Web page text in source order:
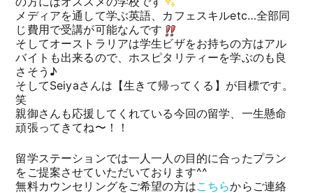
メディアを通して学ぶ英語、カフェスキルetc…全部同
じ費用で受講が可能なんです
そしてオーストラリアは学生ビザをお持ちの方はアル
バイトも出来るので、ホスピタリティーを学ぶのも良
さそう♪
そしてSeiyaさんは【生きて帰ってくる】が目標です。
笑
親御さんも応援してくれている今回の留学、一生懸命
頑張ってきてね〜！！
留学ステーションでは一人一人の目的に合ったプラン
をご提案させていただいております^^
無料カウンセリングをご希望の方はこちらからご連絡